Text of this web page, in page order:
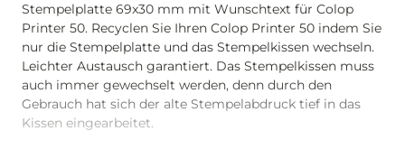
Stempelplatte 69x30 mm mit Wunschtext für Colop
Printer 50. Recyclen Sie Ihren Colop Printer 50 indem Sie
nur die Stempelplatte und das Stempelkissen wechseln.
Leichter Austausch garantiert. Das Stempelkissen muss
auch immer gewechselt werden, denn durch den
Gebrauch hat sich der alte Stempelabdruck tief in das
Kissen eingearbeitet.